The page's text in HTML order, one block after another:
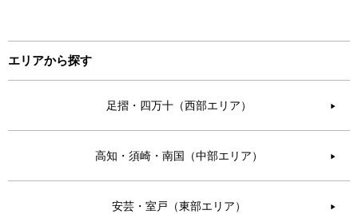
エリアから探す
足摺・四万十（西部エリア） ▶︎
高知・須崎・南国（中部エリア） ▶︎
安芸・室戸（東部エリア） ▶︎